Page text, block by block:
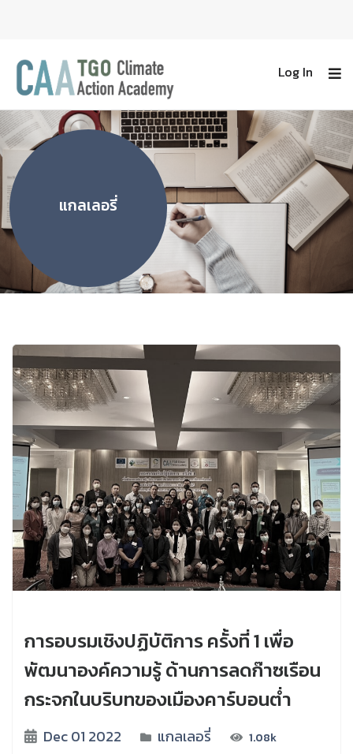
Log In
แกลเลอรี่
การอบรมเชิงปฏิบัติการ ครั้งที่ 1 เพื่อ
พัฒนาองค์ความรู้ ด้านการลดก๊าซเรือน
กระจกในบริบทของเมืองคาร์บอนต่ำ
Dec 01 2022 แกลเลอรี่ 1.08k